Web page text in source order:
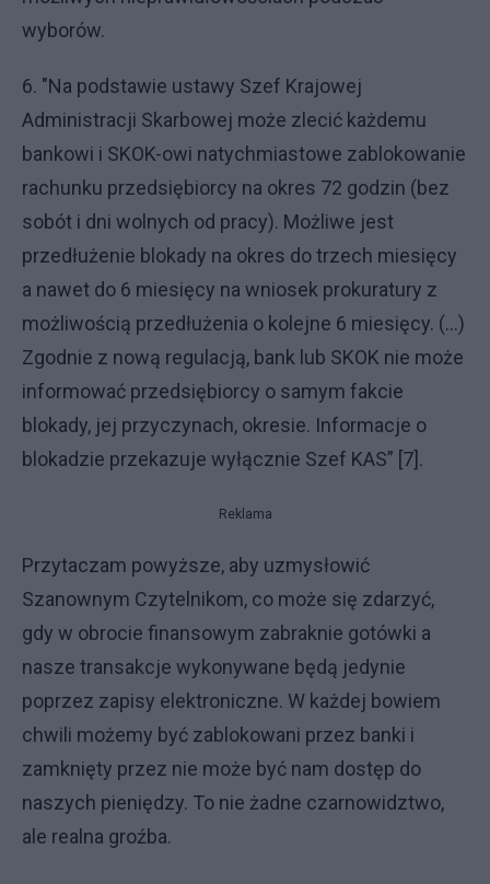
wyborów.
6. "Na podstawie ustawy Szef Krajowej
Administracji Skarbowej może zlecić każdemu
bankowi i SKOK-owi natychmiastowe zablokowanie
rachunku przedsiębiorcy na okres 72 godzin (bez
sobót i dni wolnych od pracy). Możliwe jest
przedłużenie blokady na okres do trzech miesięcy
a nawet do 6 miesięcy na wniosek prokuratury z
możliwością przedłużenia o kolejne 6 miesięcy. (…)
Zgodnie z nową regulacją, bank lub SKOK nie może
informować przedsiębiorcy o samym fakcie
blokady, jej przyczynach, okresie. Informacje o
blokadzie przekazuje wyłącznie Szef KAS” [7].
Reklama
Przytaczam powyższe, aby uzmysłowić
Szanownym Czytelnikom, co może się zdarzyć,
gdy w obrocie finansowym zabraknie gotówki a
nasze transakcje wykonywane będą jedynie
poprzez zapisy elektroniczne. W każdej bowiem
chwili możemy być zablokowani przez banki i
zamknięty przez nie może być nam dostęp do
naszych pieniędzy. To nie żadne czarnowidztwo,
ale realna groźba.